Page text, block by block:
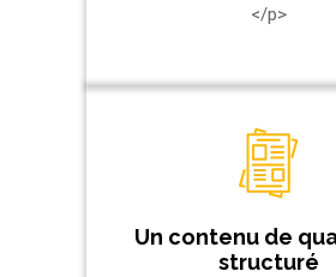
</p>
Un contenu de
structuré